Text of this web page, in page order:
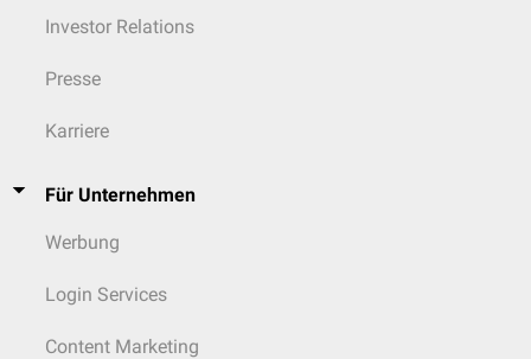
Investor Relations
Presse
Karriere
Für Unternehmen
Werbung
Login Services
Content Marketing